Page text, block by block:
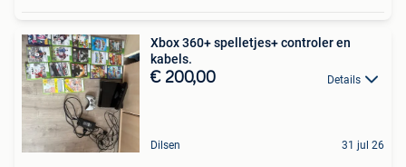
Xbox 360+ spelletjes+ controler en
kabels.
€ 200,00 Details
Dilsen 31 jul 26